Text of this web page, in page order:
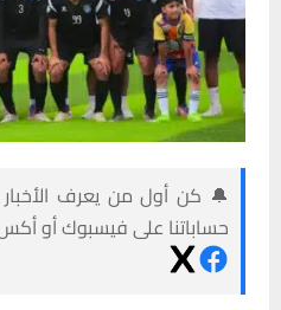
🔔 كن أول من يعرف الأخبار
حساباتنا على فيسبوك أو